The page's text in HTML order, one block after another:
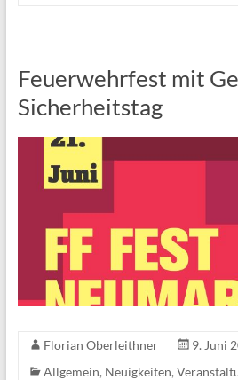
Feuerwehrfest mit
Sicherheitstag
Florian Oberleithner
9. Juni
Allgemein, Neuigkeiten,